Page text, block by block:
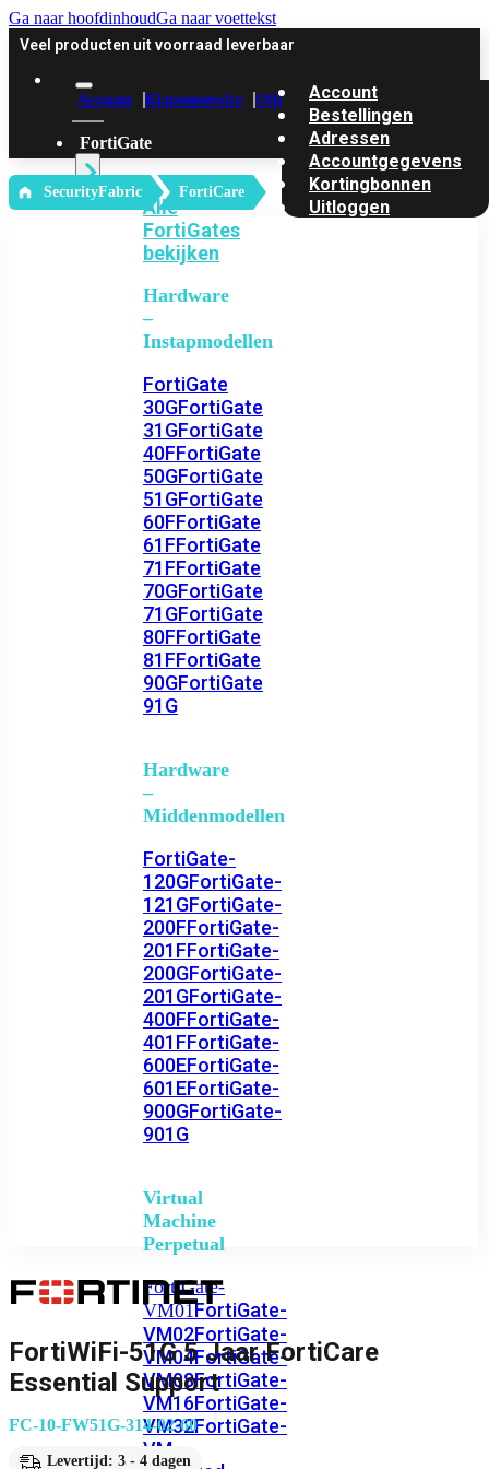
Ga naar hoofdinhoudGa naar voettekst
Veel producten uit voorraad leverbaar
Account Klantenservice Offerte
FortiGate
Alle
FortiGates
bekijken
Hardware
–
Instapmodellen
FortiGate
30GFortiGate
31GFortiGate
40FFortiGate
50GFortiGate
51GFortiGate
60FFortiGate
61FFortiGate
71FFortiGate
70GFortiGate
71GFortiGate
80FFortiGate
81FFortiGate
90GFortiGate
91G
Hardware
–
Middenmodellen
FortiGate-
120GFortiGate-
121GFortiGate-
200FFortiGate-
201FFortiGate-
200GFortiGate-
201GFortiGate-
400FFortiGate-
401FFortiGate-
600EFortiGate-
601EFortiGate-
900GFortiGate-
901G
Virtual
Machine
Perpetual
FortiGate-
VM01FortiGate-
VM02FortiGate-
VM04FortiGate-
VM08FortiGate-
VM16FortiGate-
VM32FortiGate-
VM
Account
Bestellingen
Adressen
Accountgegevens
Kortingbonnen
Uitloggen
‎ SecurityFabric FortiCare
FortiWiFi-51G 5 Jaar FortiCare
Essential Support
FC-10-FW51G-314-02-60
Levertijd: 3 - 4 dagen